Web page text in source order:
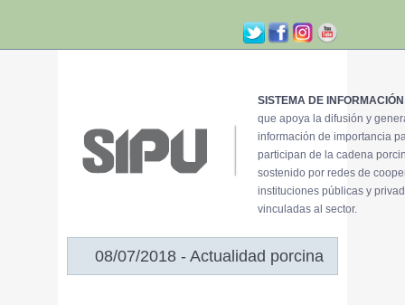
SISTEMA DE
que apoya la difusión y
información de importancia
participan de la cadena
sostenido por redes de
instituciones públicas y
vinculadas al sector.
08/07/2018 - Actualidad porcina